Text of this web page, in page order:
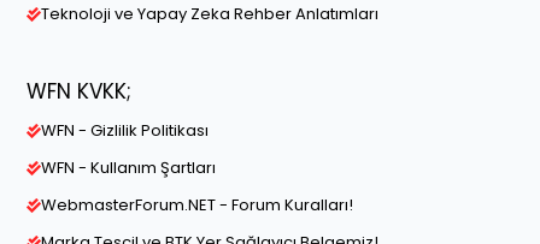
Teknoloji ve Yapay Zeka Rehber Anlatımları
WFN KVKK;
WFN - Gizlilik Politikası
WFN - Kullanım Şartları
WebmasterForum.NET - Forum Kuralları!